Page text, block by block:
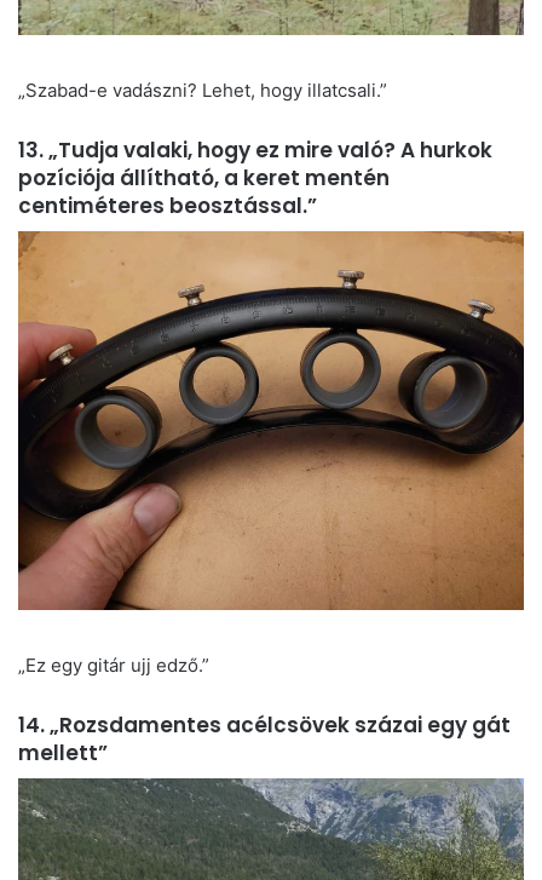
„Szabad-e vadászni? Lehet, hogy illatcsali.”
13. „Tudja valaki, hogy ez mire való? A hurkok
pozíciója állítható, a keret mentén
centiméteres beosztással.”
„Ez egy gitár ujj edző.”
14. „Rozsdamentes acélcsövek százai egy gát
mellett”